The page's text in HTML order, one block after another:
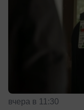
вчера в 11:30